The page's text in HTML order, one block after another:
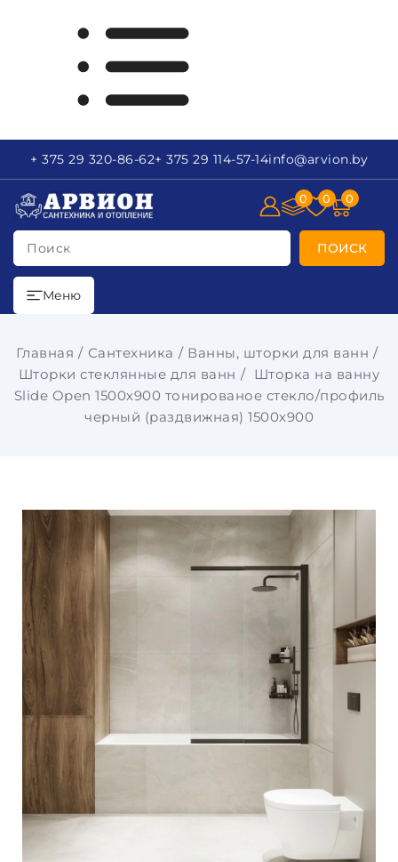
+ 375 29 320-86-62+ 375 29 114-57-14info@arvion.by
Поиск ПОИСК
0 0 0
Меню
Главная Сантехника
Ванны, шторки для ванн
Шторки стеклянные для ванн
Шторка на ванну
Slide Open 1500х900 тонированое стекло/профиль
черный (раздвижная) 1500х900